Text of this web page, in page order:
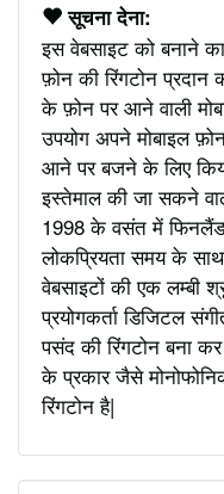
सूचना देना:
इस वेबसाइट को बनाने का
फ़ोन की रिंगटोन प्रदान
के फ़ोन पर आने वाली
उपयोग अपने मोबाइल
आने पर बजने के लिए
इस्तेमाल की जा सकने
1998 के वसंत में
लोकप्रियता समय के
वेबसाइटों की एक लम्बी
प्रयोगकर्ता डिजिटल
पसंद की रिंगटोन बना
के प्रकार जैसे
रिंगटोन है|